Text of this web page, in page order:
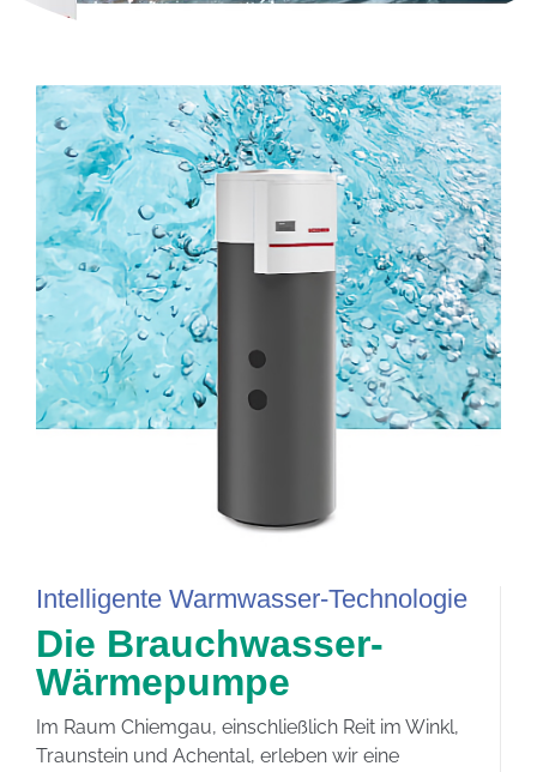
Intelligente Warmwasser-Technologie
Die Brauchwasser-
Wärmepumpe
Im Raum Chiemgau, einschließlich Reit im Winkl,
Traunstein und Achental, erleben wir eine